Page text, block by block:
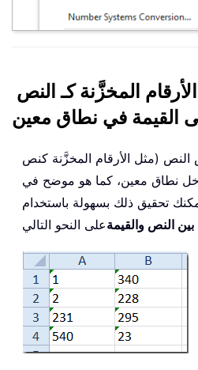
المخزَّنة كـ النص
القيمة في نطاق معين
النص (مثل الأرقام المخزَّنة كنص
نطاق معين، كما هو موضح في
تحقيق ذلك بسهولة باستخدام
بين النص والقيمة